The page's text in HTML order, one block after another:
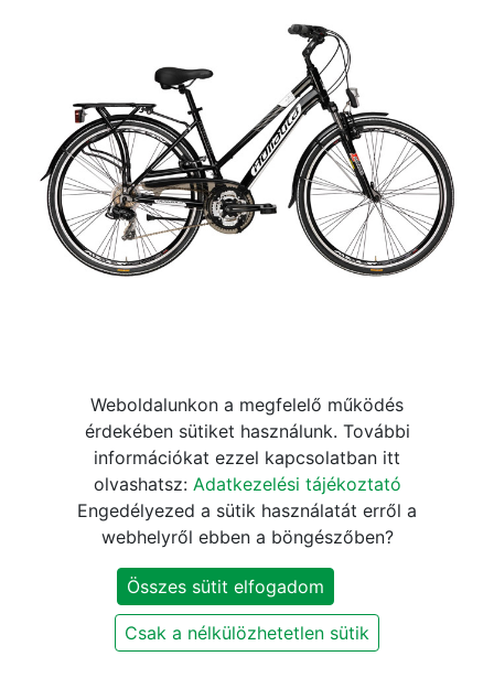
ADRIATICA SITY 2 700C 21s
női fekete
219.990Ft
KOSÁRBA
Adriatica
Weboldalunkon a megfelelő működés
érdekében sütiket használunk. További
információkat ezzel kapcsolatban itt
olvashatsz: Adatkezelési tájékoztató
Engedélyezed a sütik használatát erről a
webhelyről ebben a böngészőben?
Összes sütit elfogadom
Csak a nélkülözhetetlen sütik